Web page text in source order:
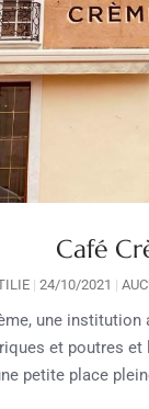
Café
24/10/2021
une institution
et poutres et
petite place